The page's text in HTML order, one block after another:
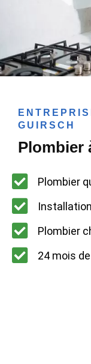
GUIRSCH
Plombier
Plombier
Plombier
24 mois